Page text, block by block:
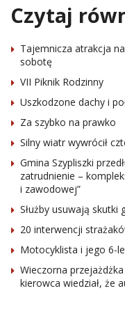
Czytaj
Tajemnicza atrakcja
sobotę
VII Piknik Rodzinny
Uszkodzone dachy i
Za szybko na prawko
Silny wiatr wywrócił
Gmina Szypliszki
zatrudnienie –
i zawodowej”
Służby usuwają skutki
20 interwencji
Motocyklista i jego 6-
Wieczorna
kierowca wiedział, że